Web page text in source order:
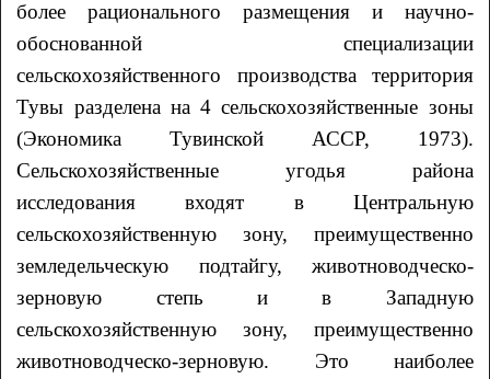
более рационального размещения и научно-
обоснованной специализации
сельскохозяйственного производства территория
Тувы разделена на 4 сельскохозяйственные зоны
(Экономика Тувинской АССР, 1973).
Сельскохозяйственные угодья района
исследования входят в Центральную
сельскохозяйственную зону, преимущественно
земледельческую подтайгу, животноводческо-
зерновую степь и в Западную
сельскохозяйственную зону, преимущественно
животноводческо-зерновую. Это наиболее